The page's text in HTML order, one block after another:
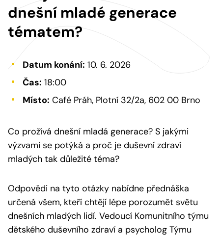
dnešní mladé generace
tématem?
Datum konání: 10. 6. 2026
Čas: 18:00
Místo: Café Práh, Plotní 32/2a, 602 00 Brno
Co prožívá dnešní mladá generace? S jakými
výzvami se potýká a proč je duševní zdraví
mladých tak důležité téma?
Odpovědi na tyto otázky nabídne přednáška
určená všem, kteří chtějí lépe porozumět světu
dnešních mladých lidí. Vedoucí Komunitního týmu
dětského duševního zdraví a psycholog Týmu